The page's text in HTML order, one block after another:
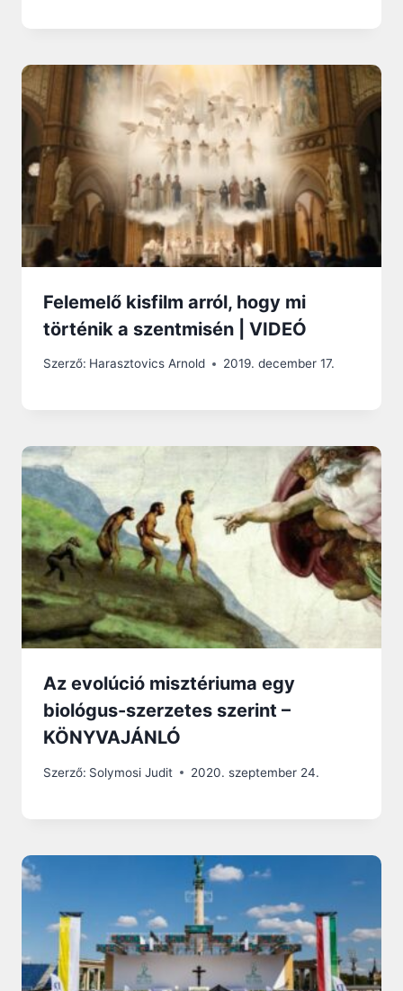
Felemelő kisfilm arról, hogy mi
történik a szentmisén | VIDEÓ
Szerző: Harasztovics Arnold 2019. december 17.
Az evolúció misztériuma egy
biológus-szerzetes szerint –
KÖNYVAJÁNLÓ
Szerző: Solymosi Judit 2020. szeptember 24.